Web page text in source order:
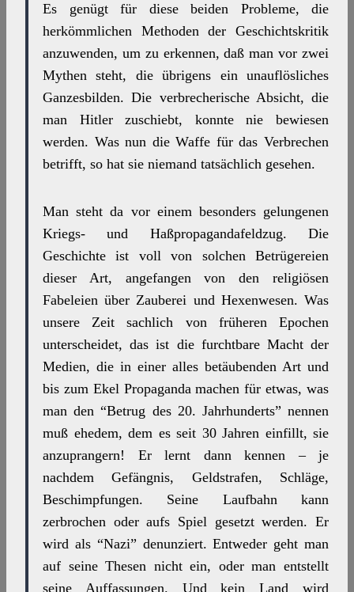
Es genügt für diese beiden Probleme, die
herkömmlichen Methoden der Geschichtskritik
anzuwenden, um zu erkennen, daß man vor zwei
Mythen steht, die übrigens ein unauflösliches
Ganzesbilden. Die verbrecherische Absicht, die
man Hitler zuschiebt, konnte nie bewiesen
werden. Was nun die Waffe für das Verbrechen
betrifft, so hat sie niemand tatsächlich gesehen.
Man steht da vor einem besonders gelungenen
Kriegs- und Haßpropagandafeldzug. Die
Geschichte ist voll von solchen Betrügereien
dieser Art, angefangen von den religiösen
Fabeleien über Zauberei und Hexenwesen. Was
unsere Zeit sachlich von früheren Epochen
unterscheidet, das ist die furchtbare Macht der
Medien, die in einer alles betäubenden Art und
bis zum Ekel Propaganda machen für etwas, was
man den “Betrug des 20. Jahrhunderts” nennen
muß ehedem, dem es seit 30 Jahren einfillt, sie
anzuprangern! Er lernt dann kennen – je
nachdem Gefängnis, Geldstrafen, Schläge,
Beschimpfungen. Seine Laufbahn kann
zerbrochen oder aufs Spiel gesetzt werden. Er
wird als “Nazi” denunziert. Entweder geht man
auf seine Thesen nicht ein, oder man entstellt
seine Auffassungen. Und kein Land wird